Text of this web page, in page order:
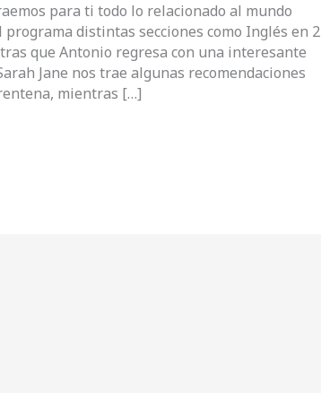
para ti todo lo relacionado al mundo
distintas secciones como Inglés en 2
que Antonio regresa con una interesante
Jane nos trae algunas recomendaciones
mientras […]